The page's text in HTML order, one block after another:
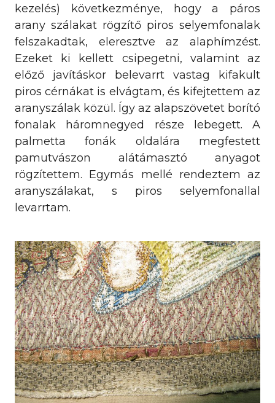
kezelés) következménye, hogy a páros
arany szálakat rögzítő piros selyemfonalak
felszakadtak, eleresztve az alaphímzést.
Ezeket ki kellett csipegetni, valamint az
előző javításkor belevarrt vastag kifakult
piros cérnákat is elvágtam, és kifejtettem az
aranyszálak közül. Így az alapszövetet borító
fonalak háromnegyed része lebegett. A
palmetta fonák oldalára megfestett
pamutvászon alátámasztó anyagot
rögzítettem. Egymás mellé rendeztem az
aranyszálakat, s piros selyemfonallal
levarrtam.